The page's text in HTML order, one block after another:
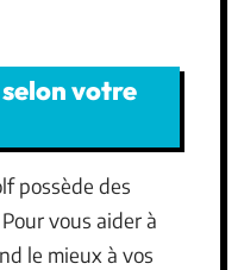
votre
possède des
vous aider à
le mieux à vos